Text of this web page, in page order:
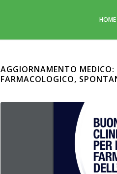
HOME
AGGIORNAMENTO
FARMACOLOGICO,